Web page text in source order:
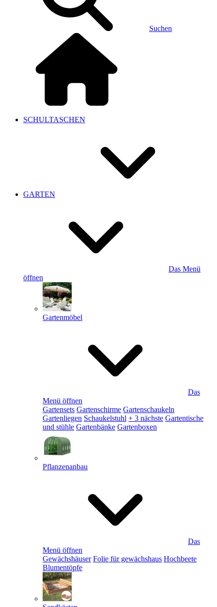
Suchen
SCHULTASCHEN
GARTEN
Das Menü
öffnen
Gartenmöbel
Das
Menü öffnen
Gartensets Gartenschirme Gartenschaukeln
Gartenliegen Schaukelstuhl + 3 nächste Gartentische
und stühle Gartenbänke Gartenboxen
Pflanzenanbau
Das
Menü öffnen
Gewächshäuser Folie für gewächshaus Hochbeete
Blumentöpfe